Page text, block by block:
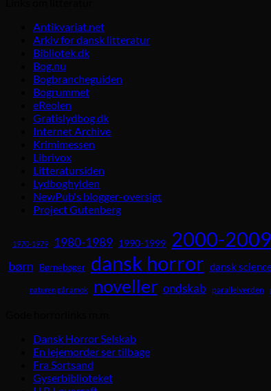
Antikvariat.net
Arkiv for dansk litteratur
Bibliotek.dk
Bog.nu
Bogbrancheguiden
Bogrummet
eReolen
Gratislydbog.dk
Internet Archive
Krimimessen
Librivox
Litteratursiden
Lydboghylden
NewPub's blogger-oversigt
Project Gutenberg
1970-1979 1980-1989 1990-1999 2000-2009
børn Børnebøger dansk horror dansk
naturen går amok noveller ondskab parallelverden
Dansk Horror Selskab
En lejemorder ser tilbage
Fra Sortsand
Gyserbiblioteket